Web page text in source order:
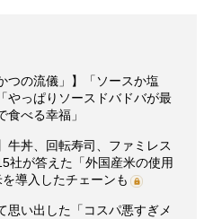
つの流儀」】「ソースか塩
っぱりソースドバドバが最
べる幸福」
牛丼、回転寿司、ファミレス
社が答えた「外国産米の使用
導入したチェーンも
思い出した「コスパ悪すぎメ